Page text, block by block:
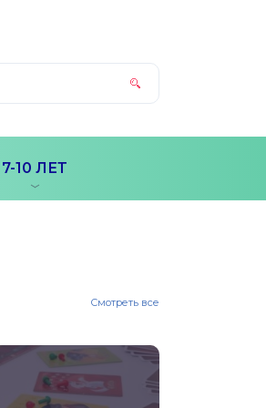
7-10 ЛЕТ
Смотреть все